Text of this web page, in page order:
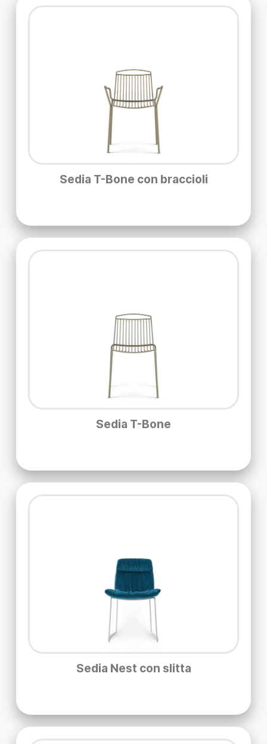
Sedia T-Bone con braccioli
Sedia T-Bone
Sedia Nest con slitta